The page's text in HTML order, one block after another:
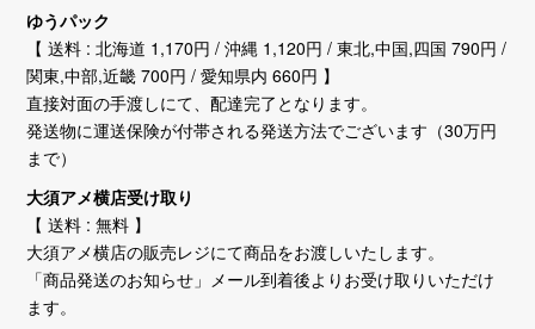
ゆうパック
【 送料 : 北海道 1,170円 / 沖縄 1,120円 / 東北,中国,四国 790円 /
関東,中部,近畿 700円 / 愛知県内 660円 】
直接対面の手渡しにて、配達完了となります。
発送物に運送保険が付帯される発送方法でございます（30万円
まで）
大須アメ横店受け取り
【 送料 : 無料 】
大須アメ横店の販売レジにて商品をお渡しいたします。
「商品発送のお知らせ」メール到着後よりお受け取りいただけ
ます。